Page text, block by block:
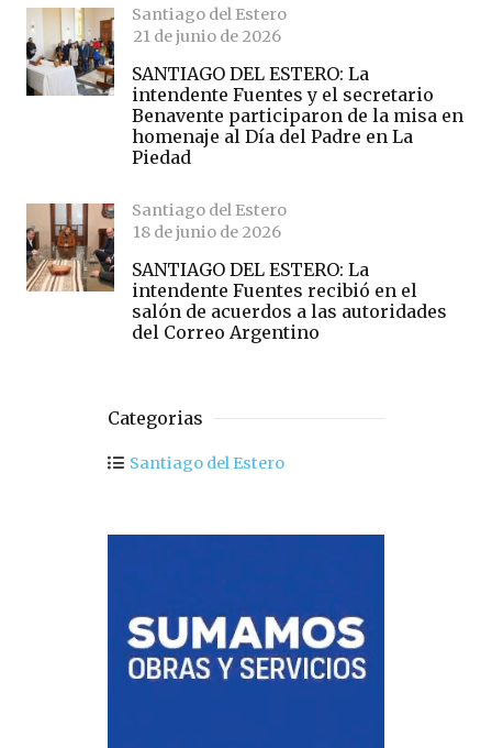
Santiago del Estero
21 de junio de 2026
SANTIAGO DEL ESTERO: La
intendente Fuentes y el secretario
Benavente participaron de la misa en
homenaje al Día del Padre en La
Piedad
Santiago del Estero
18 de junio de 2026
SANTIAGO DEL ESTERO: La
intendente Fuentes recibió en el
salón de acuerdos a las autoridades
del Correo Argentino
Categorias
Santiago del Estero